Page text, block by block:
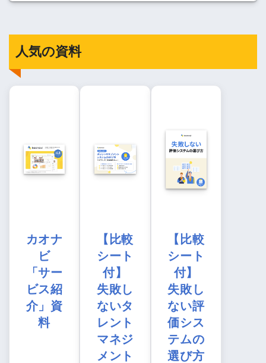
人気の資料
カオナ
ビ
「サー
ビス紹
介」資
料
【比較
シート
付】
失敗し
ないタ
レント
マネジ
メント
【比較
シート
付】
失敗し
ない評
価シス
テムの
選び方